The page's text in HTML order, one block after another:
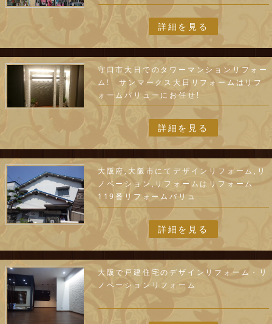
詳細を見る
守口市大日でのタワーマンションリフォー
ム! サンマークス大日リフォームはリフ
ォームバリューにお任せ!
詳細を見る
大阪府,大阪市にてデザインリフォーム,リ
ノベーション,リフォームはリフォーム
119番リフォームバリュ
詳細を見る
大阪で戸建住宅のデザインリフォーム・リ
ノベーションリフォーム